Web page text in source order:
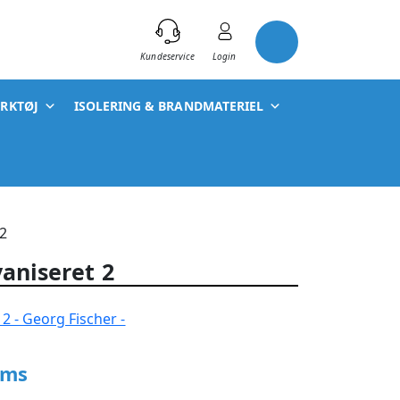
Kundeservice Login
ISOLERING & BRANDMATERIEL
2